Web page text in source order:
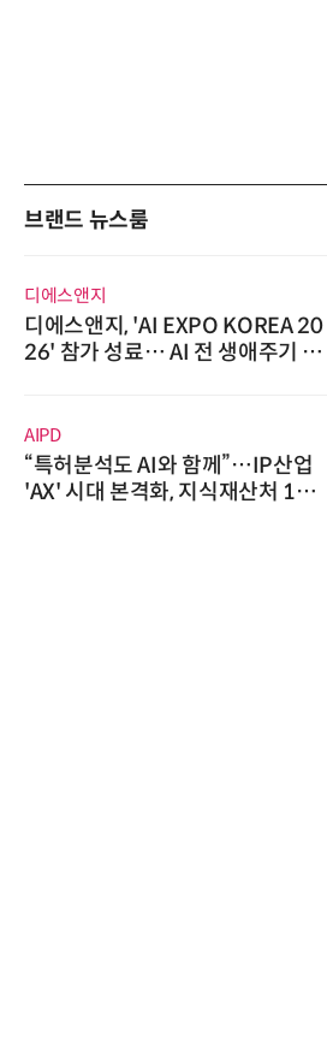
브랜드 뉴스룸
디에스앤지
디에스앤지, 'AI EXPO KOREA 20
26' 참가 성료… AI 전 생애주기 아
AIPD
“특허분석도 AI와 함께”…IP산업
'AX' 시대 본격화, 지식재산처 1호